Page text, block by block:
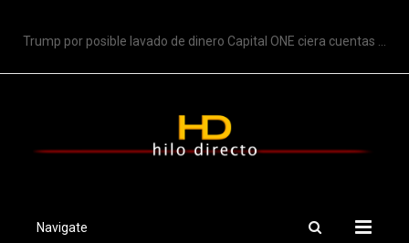
Trump por posible lavado de dinero Capital ONE ciera cuentas de Trump
Navigate